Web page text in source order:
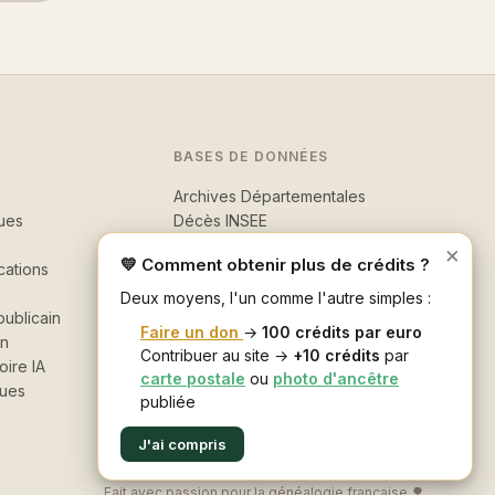
IA
BASES DE DONNÉES
Archives Départementales
Décès INSEE
Recherche avancée
×
💛 Comment obtenir plus de crédits ?
Deux moyens, l'un comme l'autre simples :
Faire un don → 100 crédits par euro
Contribuer au site → +10 crédits par
carte postale ou photo d'ancêtre
publiée
J'ai compris